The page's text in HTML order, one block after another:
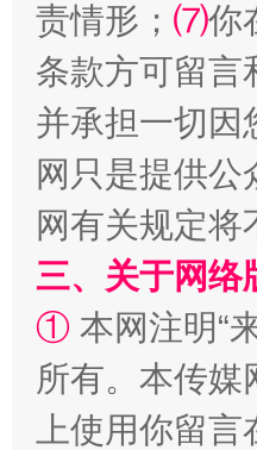
规模最大的光氢储一
责情形； ⑺你
条款方可留言
并承担一切因
网只是提供
网有关规定
三、关于网络
① 本网注明“
所有。本传
上使用你留